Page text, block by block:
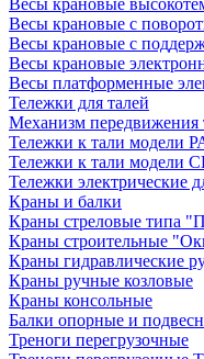
Весы крановые
Весы крановые с
Весы крановые с
Весы крановые
Весы платформенные
Тележки для талей
Механизм передвижения
Тележки к тали модели
Тележки к тали модели
Тележки электрические
Краны и балки
Краны стреловые типа
Краны строительные
Краны гидравлические
Краны ручные козловые
Краны консольные
Балки опорные и
Треноги перегрузочные